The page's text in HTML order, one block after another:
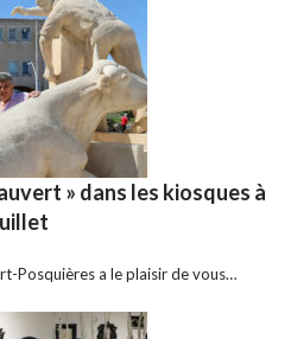
» dans les kiosques à
Posquières a le plaisir de vous…